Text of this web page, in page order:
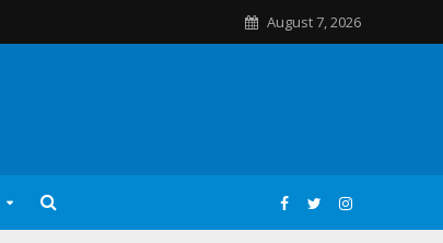
August 7, 2026